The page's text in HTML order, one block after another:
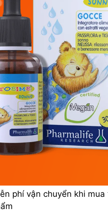
phí vận chuyển khi mua